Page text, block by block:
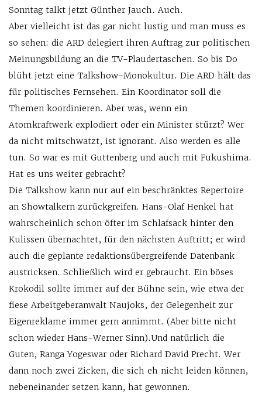
Sonntag talkt jetzt Günther Jauch. Auch.
Aber vielleicht ist das gar nicht lustig und man muss es
so sehen: die ARD delegiert ihren Auftrag zur politischen
Meinungsbildung an die TV-Plaudertaschen. So bis Do
blüht jetzt eine Talkshow-Monokultur. Die ARD hält das
für politisches Fernsehen. Ein Koordinator soll die
Themen koordinieren. Aber was, wenn ein
Atomkraftwerk explodiert oder ein Minister stürzt? Wer
da nicht mitschwatzt, ist ignorant. Also werden es alle
tun. So war es mit Guttenberg und auch mit Fukushima.
Hat es uns weiter gebracht?
Die Talkshow kann nur auf ein beschränktes Repertoire
an Showtalkern zurückgreifen. Hans-Olaf Henkel hat
wahrscheinlich schon öfter im Schlafsack hinter den
Kulissen übernachtet, für den nächsten Auftritt; er wird
auch die geplante redaktionsübergreifende Datenbank
austricksen. Schließlich wird er gebraucht. Ein böses
Krokodil sollte immer auf der Bühne sein, wie etwa der
fiese Arbeitgeberanwalt Naujoks, der Gelegenheit zur
Eigenreklame immer gern annimmt. (Aber bitte nicht
schon wieder Hans-Werner Sinn).Und natürlich die
Guten, Ranga Yogeswar oder Richard David Precht. Wer
dann noch zwei Zicken, die sich eh nicht leiden können,
nebeneinander setzen kann, hat gewonnen.